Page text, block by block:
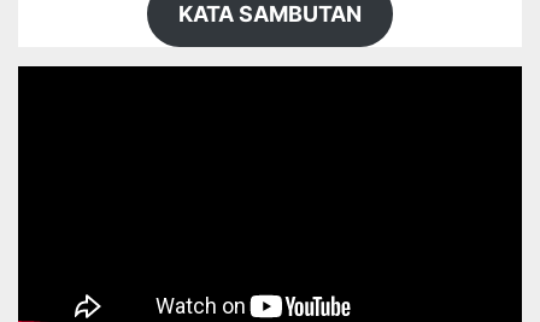
KATA SAMBUTAN